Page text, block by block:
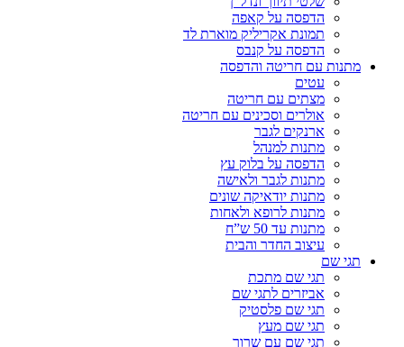
הדפסה על קאפה
תמונת אקריליק מוארת לד
הדפסה על קנבס
מתנות עם חריטה והדפסה
עטים
מצתים עם חריטה
אולרים וסכינים עם חריטה
ארנקים לגבר
מתנות למנהל
הדפסה על בלוק עץ
מתנות לגבר ולאישה
מתנות יודאיקה שונים
מתנות לרופא ולאחות
מתנות עד 50 ש”ח
עיצוב החדר והבית
תגי שם
תגי שם מתכת
אביזרים לתגי שם
תגי שם פלסטיק
תגי שם מעץ
תגי שם עם שרוך